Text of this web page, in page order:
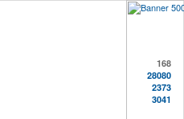
168
28080
2373
3041